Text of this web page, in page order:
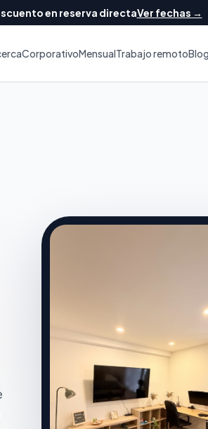
en reserva directaVer fechas →
CorporativoMensualTrabajo remoto